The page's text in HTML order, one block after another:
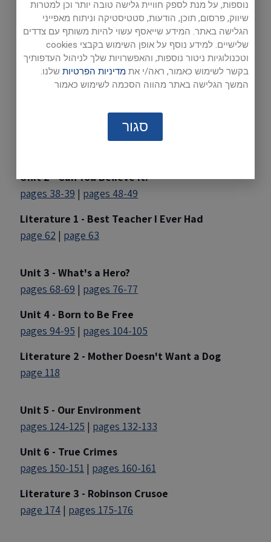
To download and save an audio reading file (mp3)
to your computer:
Right click on the page number.
Click 'Save Target As' or 'Save Link As'.
Unit 1 - Around the World
Unit 2 - Can You Believe It?
pages 38-39 | pages 48-49
Literature 1 - Best Teacher I Ever Had
page 62 | page 63
Unit 3 - What's a Hero?
pages 68-69 | pages 76-77
Unit 4 - Born to Be Free
pages 94-95 | pages 104-105
Literature 2 - Mother Doesn't Want a Dog
page 118
Unit 5 - Our Environment
pages 124-125 | pages 132-133
Unit 6 - True Crimes
pages 150-151 | pages 160-161
Literature 3 - Robinson Crusoe
page 174 | pages 175-176
סגור
נוספות, על מנת לספק חוויית גלישה טובה יותר וכן למטרות
שיווק, פרסום, תוכן, הודעות, סטטיסטיקה וניתוח מאפייני
הגלישה באתר. המידע שייאסף עשוי להיות משותף עם צדדים
שלישיים. למידע נוסף על אופן השימוש בקבצי cookies
וטכנולוגיות ניטור נוספות, והאפשרויות שלך לניהול העדפותיך
בקשר לשימוש כאמור, ראה/י את מדיניות הפרטיותשלנו.
המשך הגלישה באתר מהווה הסכמה לשימוש כאמור